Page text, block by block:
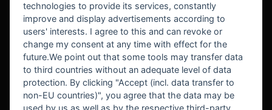
BEKANNT AUS
technologies to provide its services, constantly
improve and display advertisements according to
users' interests. I agree to this and can revoke or
change my consent at any time with effect for the
future.We point out that some tools may transfer data
to third countries without an adequate level of data
protection. By clicking "Accept (incl. data transfer to
non-EU countries)", you agree that the data may be